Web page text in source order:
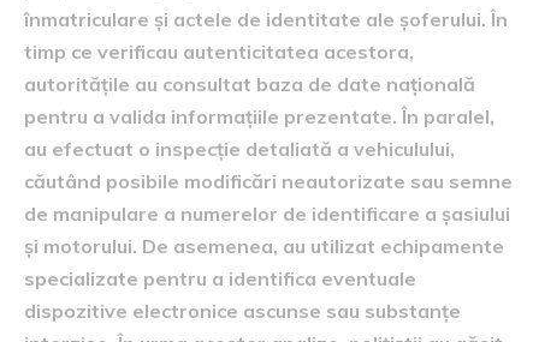
înmatriculare și actele de identitate ale șoferului. În
timp ce verificau autenticitatea acestora,
autoritățile au consultat baza de date națională
pentru a valida informațiile prezentate. În paralel,
au efectuat o inspecție detaliată a vehiculului,
căutând posibile modificări neautorizate sau semne
de manipulare a numerelor de identificare a șasiului
și motorului. De asemenea, au utilizat echipamente
specializate pentru a identifica eventuale
dispozitive electronice ascunse sau substanțe